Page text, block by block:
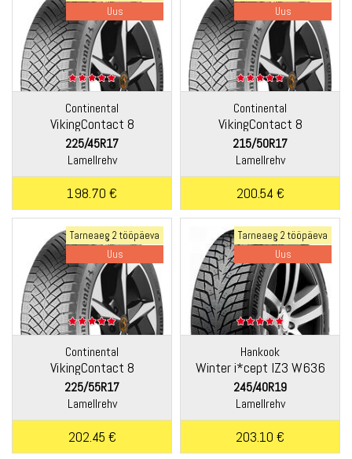
Uus
Continental
VikingContact 8
225/45R17
Lamellrehv
198.70 €
Uus
Continental
VikingContact 8
215/50R17
Lamellrehv
200.54 €
Tarneaeg 2 tööpäeva
Uus
Continental
VikingContact 8
225/55R17
Lamellrehv
202.45 €
Tarneaeg 2 tööpäeva
Uus
Hankook
Winter i*cept IZ3 W636
245/40R19
Lamellrehv
203.10 €